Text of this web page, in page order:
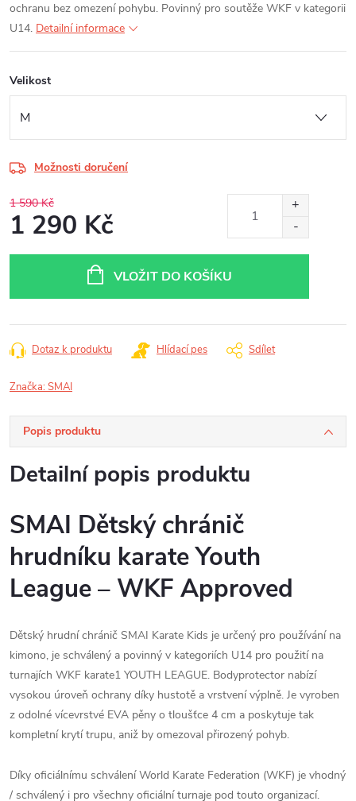
ochranu bez omezení pohybu. Povinný pro soutěže WKF v kategorii
U14. Detailní informace
Velikost
Možnosti doručení
1 590 Kč
1 290 Kč
VLOŽIT DO KOŠÍKU
Dotaz k produktu Hlídací pes Sdílet
Značka:SMAI
Popis produktu
Detailní popis produktu
SMAI Dětský chránič
hrudníku karate Youth
League – WKF Approved
Dětský hrudní chránič SMAI Karate Kids je určený pro používání na
kimono, je schválený a povinný v kategoriích U14 pro použití na
turnajích WKF karate1 YOUTH LEAGUE. Bodyprotector nabízí
vysokou úroveň ochrany díky hustotě a vrstvení výplně. Je vyroben
z odolné vícevrstvé EVA pěny o tloušťce 4 cm a poskytuje tak
kompletní krytí trupu, aniž by omezoval přirozený pohyb.
Díky oficiálnímu schválení World Karate Federation (WKF) je vhodný
/ schválený i pro všechny oficiální turnaje pod touto organizací.